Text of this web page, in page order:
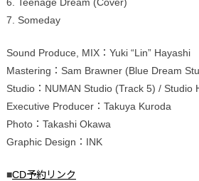
7. Someday
Sound Produce, MIX：Yuki “Lin” Hayashi
Mastering：Sam Brawner (Blue Dream
Studio：NUMAN Studio (Track 5) / Studio
Executive Producer：Takuya Kuroda
Photo：Takashi Okawa
Graphic Design：INK
■CD予約リンク